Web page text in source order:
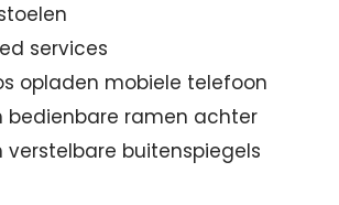
services
opladen mobiele telefoon
bedienbare ramen achter
verstelbare buitenspiegels